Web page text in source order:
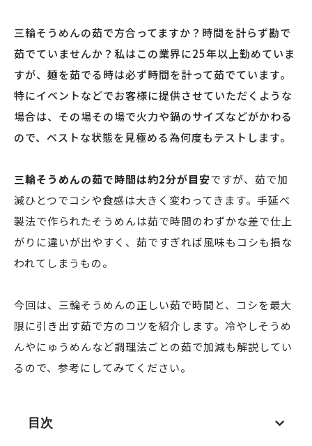
三輪そうめんの茹で方合ってますか？時間を計らず勘で
茹でていませんか？私はこの業界に25年以上勤めていま
すが、麺を茹でる時は必ず時間を計って茹でています。
特にイベントなどでお客様に提供させていただくような
場合は、その場その場で火力や鍋のサイズなどがかわる
ので、ベストな状態を見極める為何度もテストします。
三輪そうめんの茹で時間は約2分が目安ですが、茹で加
減ひとつでコシや食感は大きく変わってきます。手延べ
製法で作られたそうめんは茹で時間のわずかな差で仕上
がりに違いが出やすく、茹ですぎれば風味もコシも損な
われてしまうもの。
今回は、三輪そうめんの正しい茹で時間と、コシを最大
限に引き出す茹で方のコツを紹介します。冷やしそうめ
んやにゅうめんなど調理法ごとの茹で加減も解説してい
るので、参考にしてみてください。
目次